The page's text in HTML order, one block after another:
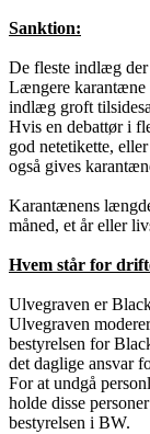
Sanktion:
De fleste indlæg
Længere karantæne
indlæg groft
Hvis en debattør i
god netetikette,
også gives
Karantænens
måned, et år eller
Hvem står for
Ulvegraven er
Ulvegraven
bestyrelsen for
det daglige ansvar
For at undgå
holde disse
bestyrelsen i BW.